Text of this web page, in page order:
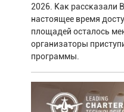
2026. Как рассказали
настоящее время
площадей осталось
организаторы
программы.